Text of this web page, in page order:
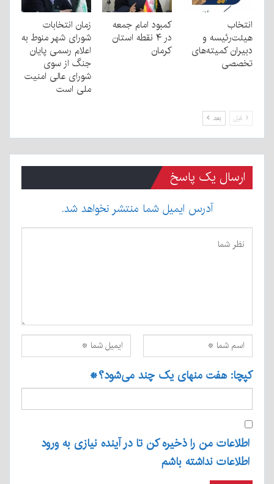
انتخاب
هیئت‌رئیسه و
دبیران کمیته‌های
تخصصی
کمبود امام جمعه
در ۴ نقطه استان
کرمان
زمان انتخابات
شورای شهر منوط به
اعلام رسمی پایان
جنگ از سوی
شورای عالی امنیت
ملی است
قبل بعد
ارسال یک پاسخ
آدرس ایمیل شما منتشر نخواهد شد.
کپچا: هفت منهای یک چند می‌شود؟*
اطلاعات من را ذخیره کن تا در آینده نیازی به ورود
اطلاعات نداشته باشم